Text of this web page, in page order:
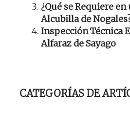
¿Qué se Requiere en
Alcubilla de
Inspección Técnica
Alfaraz de Sayago
CATEGORÍAS DE